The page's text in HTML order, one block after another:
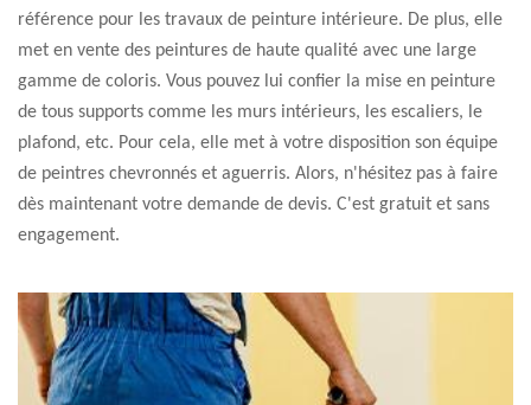
référence pour les travaux de peinture intérieure. De plus, elle
met en vente des peintures de haute qualité avec une large
gamme de coloris. Vous pouvez lui confier la mise en peinture
de tous supports comme les murs intérieurs, les escaliers, le
plafond, etc. Pour cela, elle met à votre disposition son équipe
de peintres chevronnés et aguerris. Alors, n'hésitez pas à faire
dès maintenant votre demande de devis. C'est gratuit et sans
engagement.